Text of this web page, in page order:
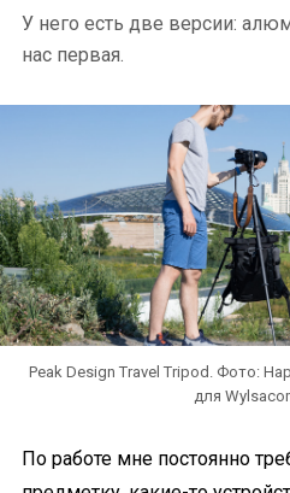
У него есть две версии:
нас первая.
Peak Design Travel Tripod. Фото:
для
По работе мне постоянно